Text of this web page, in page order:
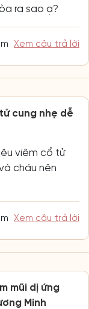
ra sao ạ?
Xem câu trả lời
cung nhẹ dễ
viêm cổ tử
cháu nên
Xem câu trả lời
mũi dị ứng
Minh